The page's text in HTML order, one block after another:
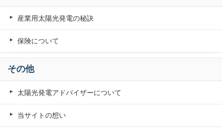
産業用太陽光発電の秘訣
保険について
その他
太陽光発電アドバイザーについて
当サイトの想い